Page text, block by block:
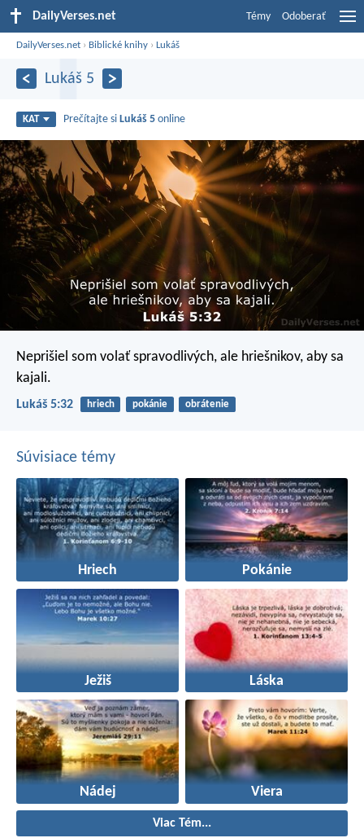
DailyVerses.net Témy Odoberať
DailyVerses.net › Biblické knihy ›Lukáš
Lukáš 5
KAT Prečítajte si Lukáš 5 online
Neprišiel som volať spravodlivých, ale hriešnikov, aby sa
kajali.
Lukáš 5:32 hriech pokánie obrátenie
Súvisiace témy
Hriech Pokánie
Ježiš Láska
Nádej Viera
Viac Tém...